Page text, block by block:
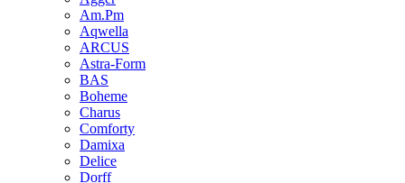
Am.Pm
Aqwella
ARCUS
Astra-Form
BAS
Boheme
Charus
Comforty
Damixa
Delice
Dorff